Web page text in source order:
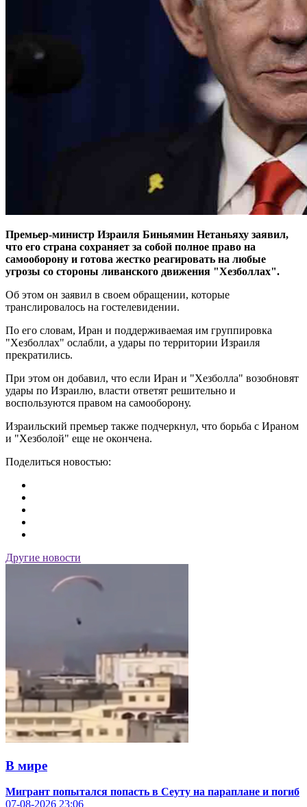
Премьер-министр Израиля Биньямин Нетаньяху заявил,
что его страна сохраняет за собой полное право на
самооборону и готова жестко реагировать на любые
угрозы со стороны ливанского движения "Хезболлах".
Об этом он заявил в своем обращении, которые
транслировалось на гостелевидении.
По его словам, Иран и поддерживаемая им группировка
"Хезболлах" ослабли, а удары по территории Израиля
прекратились.
При этом он добавил, что если Иран и "Хезболла" возобновят
удары по Израилю, власти ответят решительно и
воспользуются правом на самооборону.
Израильский премьер также подчеркнул, что борьба с Ираном
и "Хезболой" еще не окончена.
Поделиться новостью:
Другие новости
В мире
Мигрант попытался попасть в Сеуту на параплане и погиб
07-08-2026 23:06